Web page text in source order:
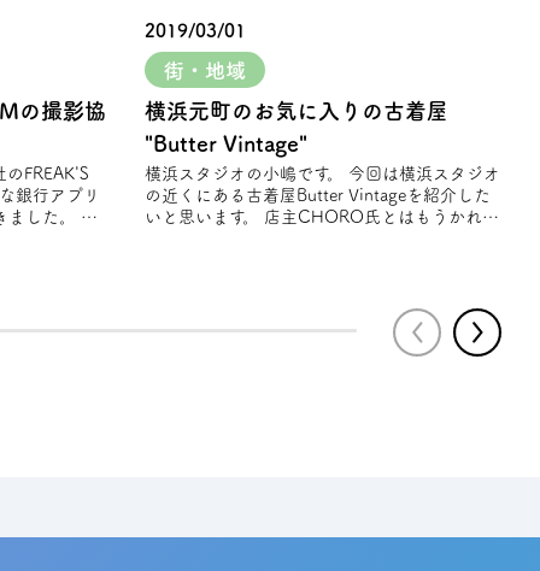
の撮影協
銀⾏アプリ
した。 春
2019/03/01
街・地域
横浜元町のお気に入りの古着屋
"Butter Vintage"
横浜スタジオの小嶋です。 今回は横浜スタジオ
の近くにある古着屋Butter Vintageを紹介した
いと思います。 店主CHORO氏とはもうかれこ